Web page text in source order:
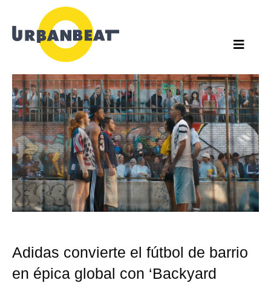
contenido
Adidas convierte el fútbol de barrio
en épica global con ‘Backyard